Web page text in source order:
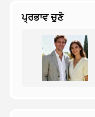
ਏਆਈ ਵੀਡੀਓ
ਹੋਰ ਸਾਧਨ
ਪ੍ਰਭਾਵ ਚੁਣੋ